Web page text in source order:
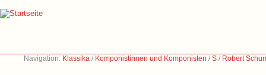
Navigation: Klassika / Komponistinnen und Komponisten /S / Robert